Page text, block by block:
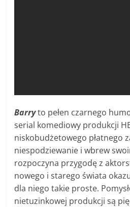
Barryto pełen czarnego
serial komediowy produkcji
niskobudżetowego płatnego
niespodziewanie i wbrew
rozpoczyna przygodę z
nowego i starego świata
dla niego takie proste.
nietuzinkowej produkcji są